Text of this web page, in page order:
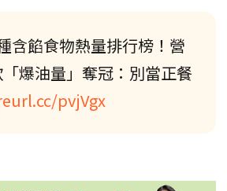
含餡食物熱量排行榜！營
爆油量」奪冠：別當正餐
pvjVgx